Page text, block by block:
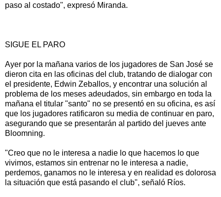
paso al costado", expresó Miranda.
SIGUE EL PARO
Ayer por la mañana varios de los jugadores de San José se
dieron cita en las oficinas del club, tratando de dialogar con
el presidente, Edwin Zeballos, y encontrar una solución al
problema de los meses adeudados, sin embargo en toda la
mañana el titular "santo" no se presentó en su oficina, es así
que los jugadores ratificaron su media de continuar en paro,
asegurando que se presentarán al partido del jueves ante
Bloomning.
"Creo que no le interesa a nadie lo que hacemos lo que
vivimos, estamos sin entrenar no le interesa a nadie,
perdemos, ganamos no le interesa y en realidad es dolorosa
la situación que está pasando el club", señaló Ríos.